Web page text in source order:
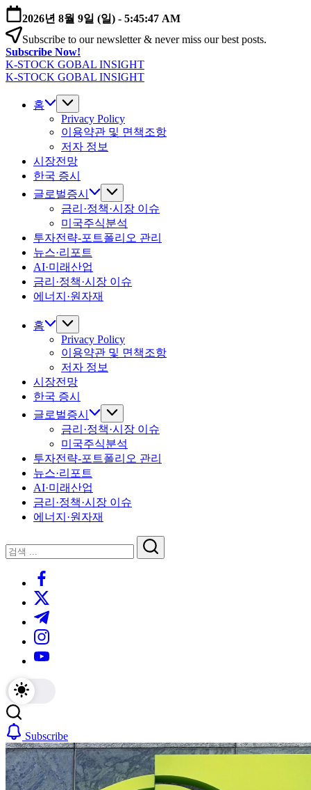
본
문
으
로
건
너
2026년 8월 9일 (일) - 5:45:48 AM
Subscribe to our newsletter & never miss our best posts.
Subscribe Now!
K-STOCK GOBAL INSIGHT
글
K-STOCK GOBAL INSIGHT
홈
Privacy Policy
이용약관 및 면책조항
저자 정보
시장전망
한국 증시
글로벌증시
금리·정책·시장 이슈
미국주식분석
투자전략-포트폴리오 관리
뉴스·리포트
AI·미래산업
금리·정책·시장 이슈
에너지·원자재
홈
Privacy Policy
이용약관 및 면책조항
저자 정보
시장전망
한국 증시
글로벌증시
금리·정책·시장 이슈
미국주식분석
투자전략-포트폴리오 관리
뉴스·리포트
AI·미래산업
금리·정책·시장 이슈
에너지·원자재
닫
기
검
검
https://www.facebook.com/
https://twitter.com/
https://t.me/
https://www.instagram.com/
https://youtube.com/
Subscribe